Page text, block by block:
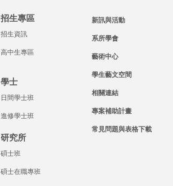
招生專區
招生資訊
高中生專區
學士
日間學士班
進修學士班
研究所
碩士班
碩士在職專班
新訊與活動
系所學會
藝術中心
學生藝文空間
相關連結
專案補助計畫
常見問題與表格下載